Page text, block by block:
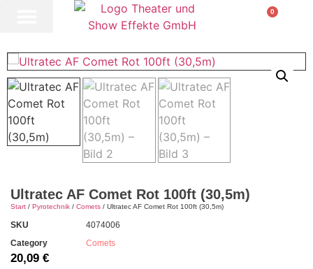
0
Ultratec AF Comet Rot 100ft (30,5m)
Start / Pyrotechnik / Comets / Ultratec AF Comet Rot 100ft (30,5m)
SKU
4074006
Category
Comets
20,09 €